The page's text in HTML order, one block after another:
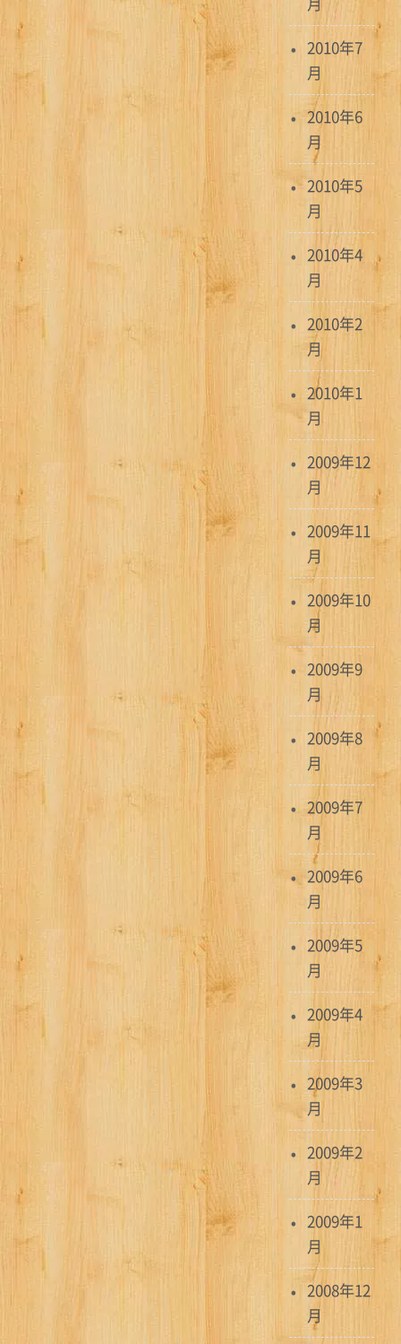
2010年7
月
2010年6
月
2010年5
月
2010年4
月
2010年2
月
2010年1
月
2009年12
月
2009年11
月
2009年10
月
2009年9
月
2009年8
月
2009年7
月
2009年6
月
2009年5
月
2009年4
月
2009年3
月
2009年2
月
2009年1
月
2008年12
月